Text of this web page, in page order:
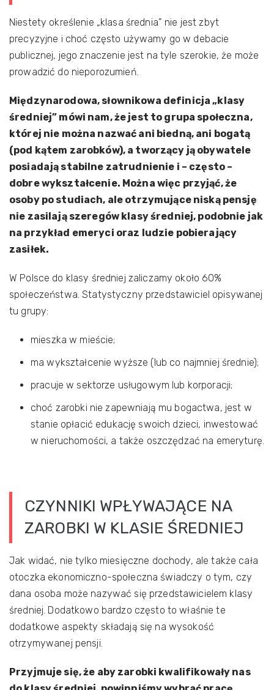
Niestety określenie „klasa średnia” nie jest zbyt
precyzyjne i choć często używamy go w debacie
publicznej, jego znaczenie jest na tyle szerokie, że może
prowadzić do nieporozumień.
Międzynarodowa, słownikowa definicja „klasy
średniej” mówi nam, że jest to grupa społeczna,
której nie można nazwać ani biedną, ani bogatą
(pod kątem zarobków), a tworzący ją obywatele
posiadają stabilne zatrudnienie i – często –
dobre wykształcenie. Można więc przyjąć, że
osoby po studiach, ale otrzymujące niską pensję
nie zasilają szeregów klasy średniej, podobnie jak
na przykład emeryci oraz ludzie pobierający
zasiłek.
W Polsce do klasy średniej zaliczamy około 60%
społeczeństwa. Statystyczny przedstawiciel opisywanej
tu grupy:
mieszka w mieście;
ma wykształcenie wyższe (lub co najmniej średnie);
pracuje w sektorze usługowym lub korporacji;
choć zarobki nie zapewniają mu bogactwa, jest w
stanie opłacić edukację swoich dzieci, inwestować
w nieruchomości, a także oszczędzać na emeryturę.
CZYNNIKI WPŁYWAJĄCE NA
ZAROBKI W KLASIE ŚREDNIEJ
Jak widać, nie tylko miesięczne dochody, ale także cała
otoczka ekonomiczno-społeczna świadczy o tym, czy
dana osoba może nazywać się przedstawicielem klasy
średniej. Dodatkowo bardzo często to właśnie te
dodatkowe aspekty składają się na wysokość
otrzymywanej pensji.
Przyjmuje się, że aby zarobki kwalifikowały nas